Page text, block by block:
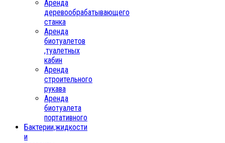
Аренда
деревообрабатывающего
станка
Аренда
биотуалетов
,туалетных
кабин
Аренда
строительного
рукава
Аренда
биотуалета
портативного
Бактерии,жидкости
и